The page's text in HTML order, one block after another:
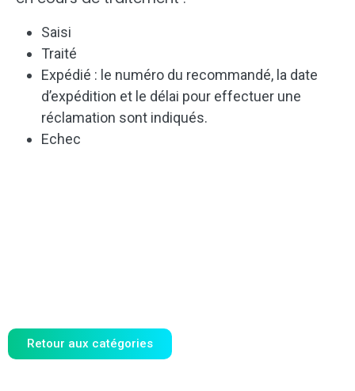
Saisi
Traité
Expédié : le numéro du recommandé, la date
d’expédition et le délai pour effectuer une
réclamation sont indiqués.
Echec
Retour aux catégories